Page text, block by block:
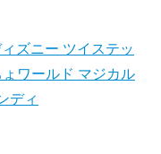
ズニー ツイステッ
ワールド マジカル
ディ